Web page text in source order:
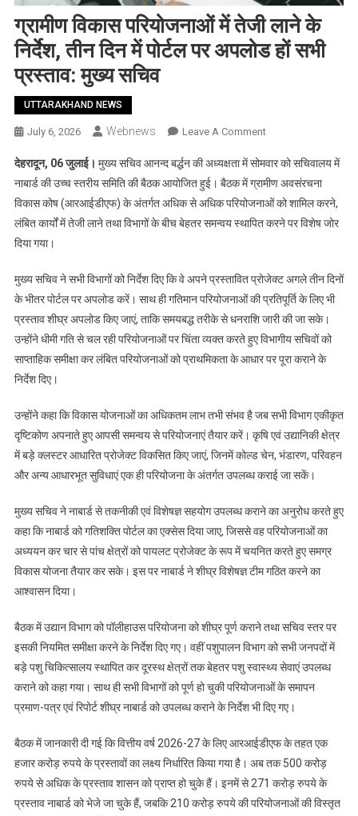
ग्रामीण विकास परियोजनाओं में तेजी लाने के
निर्देश, तीन दिन में पोर्टल पर अपलोड हों सभी
प्रस्ताव: मुख्य सचिव
UTTARAKHAND NEWS
July 6, 2026 Webnews Leave A CommentOn
विकास
परियोजनाओं
में
तेजी
निर्देश,
तीन
दिन
में
प्रस्ताव:
मुख्य
सचिव
देहरादून, 06 जुलाई। मुख्य सचिव आनन्द बर्द्धन की अध्यक्षता में सोमवार को सचिवालय में
नाबार्ड की उच्च स्तरीय समिति की बैठक आयोजित हुई। बैठक में ग्रामीण अवसंरचना
विकास कोष (आरआईडीएफ) के अंतर्गत अधिक से अधिक परियोजनाओं को शामिल करने,
लंबित कार्यों में तेजी लाने तथा विभागों के बीच बेहतर समन्वय स्थापित करने पर विशेष जोर
दिया गया।
मुख्य सचिव ने सभी विभागों को निर्देश दिए कि वे अपने प्रस्तावित प्रोजेक्ट अगले तीन दिनों
के भीतर पोर्टल पर अपलोड करें। साथ ही गतिमान परियोजनाओं की प्रतिपूर्ति के लिए भी
प्रस्ताव शीघ्र अपलोड किए जाएं, ताकि समयबद्ध तरीके से धनराशि जारी की जा सके।
उन्होंने धीमी गति से चल रही परियोजनाओं पर चिंता व्यक्त करते हुए विभागीय सचिवों को
साप्ताहिक समीक्षा कर लंबित परियोजनाओं को प्राथमिकता के आधार पर पूरा कराने के
निर्देश दिए।
उन्होंने कहा कि विकास योजनाओं का अधिकतम लाभ तभी संभव है जब सभी विभाग एकीकृत
दृष्टिकोण अपनाते हुए आपसी समन्वय से परियोजनाएं तैयार करें। कृषि एवं उद्यानिकी क्षेत्र
में बड़े क्लस्टर आधारित प्रोजेक्ट विकसित किए जाएं, जिनमें कोल्ड चेन, भंडारण, परिवहन
और अन्य आधारभूत सुविधाएं एक ही परियोजना के अंतर्गत उपलब्ध कराई जा सकें।
मुख्य सचिव ने नाबार्ड से तकनीकी एवं विशेषज्ञ सहयोग उपलब्ध कराने का अनुरोध करते हुए
कहा कि नाबार्ड को गतिशक्ति पोर्टल का एक्सेस दिया जाए, जिससे वह परियोजनाओं का
अध्ययन कर चार से पांच क्षेत्रों को पायलट प्रोजेक्ट के रूप में चयनित करते हुए समग्र
विकास योजना तैयार कर सके। इस पर नाबार्ड ने शीघ्र विशेषज्ञ टीम गठित करने का
आश्वासन दिया।
बैठक में उद्यान विभाग को पॉलीहाउस परियोजना को शीघ्र पूर्ण कराने तथा सचिव स्तर पर
इसकी नियमित समीक्षा करने के निर्देश दिए गए। वहीं पशुपालन विभाग को सभी जनपदों में
बड़े पशु चिकित्सालय स्थापित कर दूरस्थ क्षेत्रों तक बेहतर पशु स्वास्थ्य सेवाएं उपलब्ध
कराने को कहा गया। साथ ही सभी विभागों को पूर्ण हो चुकी परियोजनाओं के समापन
प्रमाण-पत्र एवं रिपोर्ट शीघ्र नाबार्ड को उपलब्ध कराने के निर्देश भी दिए गए।
बैठक में जानकारी दी गई कि वित्तीय वर्ष 2026-27 के लिए आरआईडीएफ के तहत एक
हजार करोड़ रुपये के प्रस्तावों का लक्ष्य निर्धारित किया गया है। अब तक 500 करोड़
रुपये से अधिक के प्रस्ताव शासन को प्राप्त हो चुके हैं। इनमें से 271 करोड़ रुपये के
प्रस्ताव नाबार्ड को भेजे जा चुके हैं, जबकि 210 करोड़ रुपये की परियोजनाओं की विस्तृत